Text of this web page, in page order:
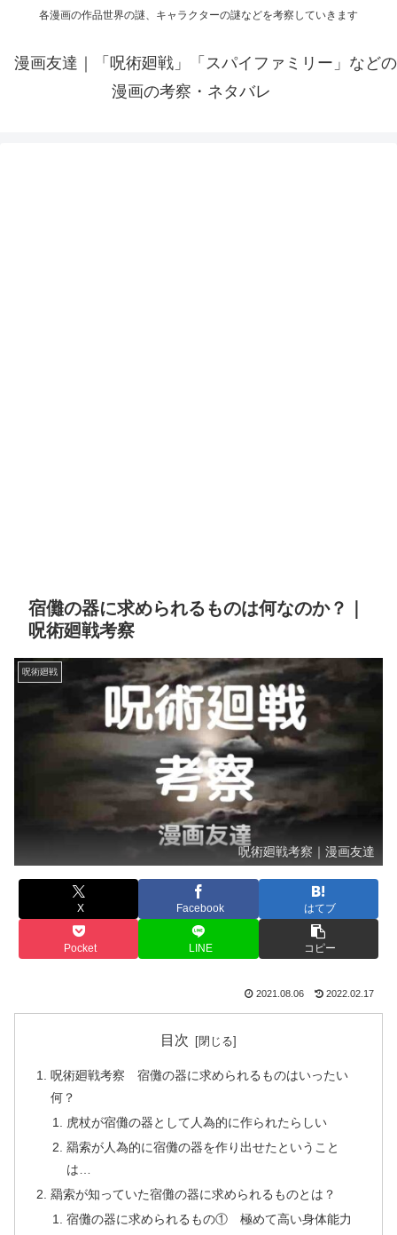
各漫画の作品世界の謎、キャラクターの謎などを考察していきます
漫画友達｜「呪術廻戦」「スパイファミリー」などの
漫画の考察・ネタバレ
宿儺の器に求められるものは何なのか？｜
呪術廻戦考察
呪術廻戦
呪術廻戦考察｜漫画友達
X Facebook はてブ
Pocket LINE コピー
2021.08.06 2022.02.17
目次
呪術廻戦考察 宿儺の器に求められるものはいったい
何？
虎杖が宿儺の器として人為的に作られたらしい
羂索が人為的に宿儺の器を作り出せたということ
は…
羂索が知っていた宿儺の器に求められるものとは？
宿儺の器に求められるもの① 極めて高い身体能力